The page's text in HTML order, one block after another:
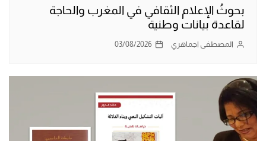
بحوثُ الإعلام الثقافي في المغرب والحاجة
لقاعدة بيانات وطنية
المصطفى اجماهري 03/08/2026